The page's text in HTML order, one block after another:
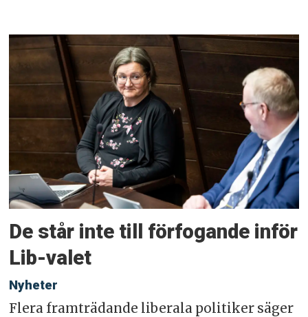
De står inte till förfogande inför
Lib-valet
Nyheter
Flera framträdande liberala politiker säger